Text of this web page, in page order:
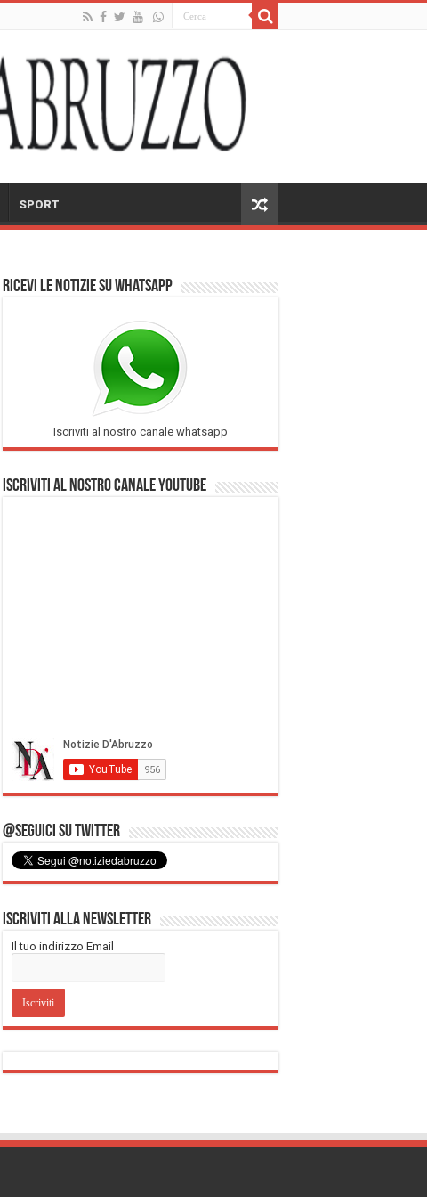
SPORT
Ricevi le notizie su Whatsapp
Iscriviti al nostro canale whatsapp
Iscriviti al nostro Canale Youtube
@Seguici su Twitter
Iscriviti alla Newsletter
Il tuo indirizzo Email